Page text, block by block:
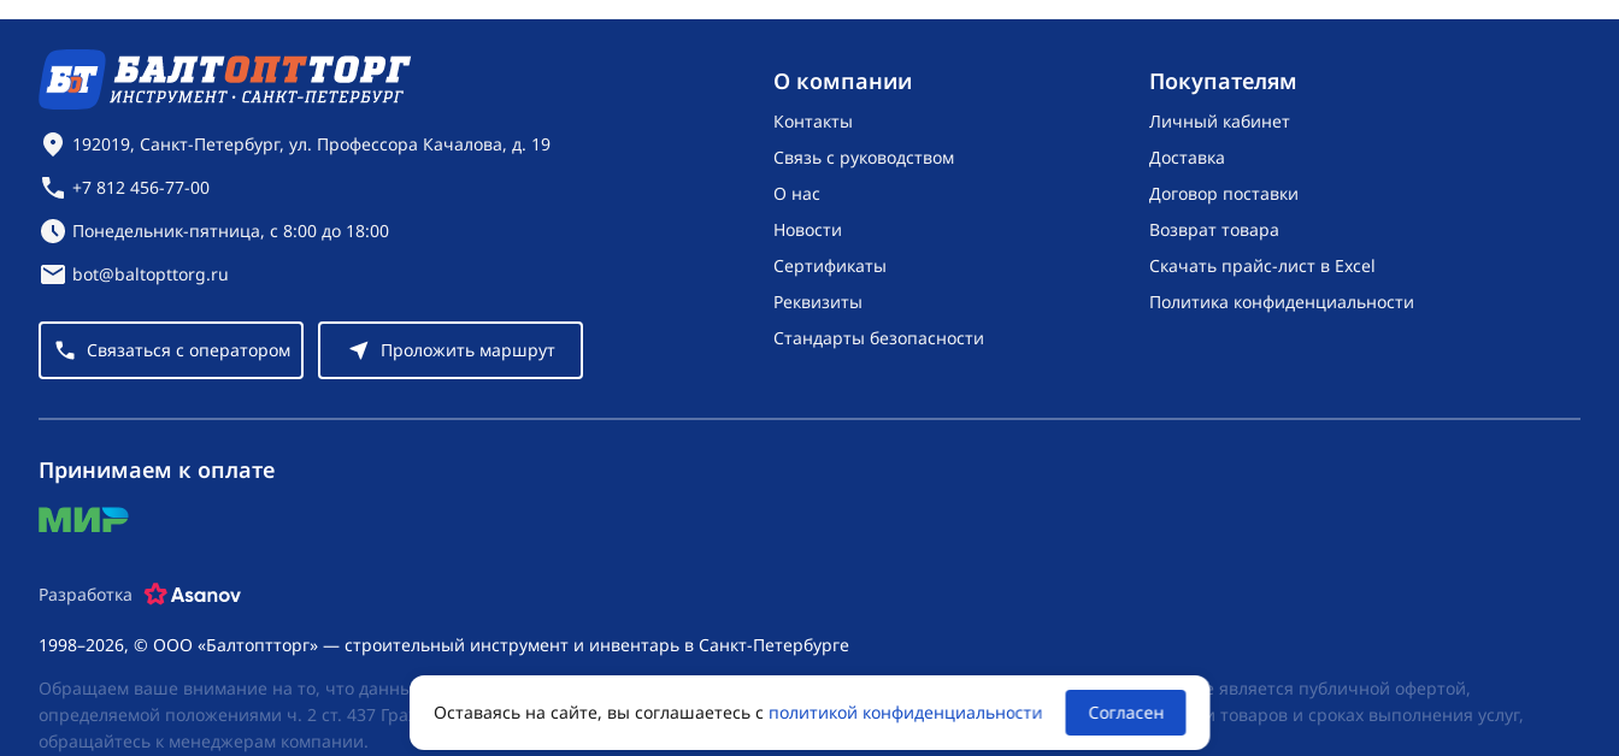
O компании
Контакты
Связь с руководством
О нас
Новости
Сертификаты
Реквизиты
Стандарты безопасности
Покупателям
Личный кабинет
Доставка
Договор поставки
Возврат товара
Скачать прайс-лист в Excel
Политика конфиденциальности
Контактная информация
192019, Санкт-Петербург, ул. Профессора Качалова, д. 19
+7 812 456-77-00
Режим работы:
Понедельник-пятница, с 8:00 до 18:00
bot@baltopttorg.ru
Связаться с оператором Проложить маршрут
1998–2026, © ООО «Балтоптторг» — строительный инструмент и инвентарь в Санкт-Петербурге
Обращаем ваше внимание на то, что данный интернет-сайт носит исключительно информационный характер и ни при каких условиях не является публичной офертой,
определяемой положениями ч. 2 ст. 437 Гражданского кодекса Российской Федерации. Для получения подробной информации о стоимости товаров и сроках выполнения услуг,
обращайтесь к менеджерам компании.
Принимаем к оплате
mir
Разработка
Оставаясь на сайте, вы соглашаетесь с политикой конфиденциальности Согласен